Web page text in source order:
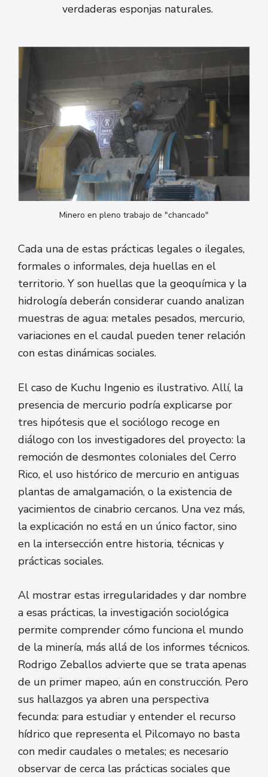
verdaderas esponjas naturales.
Minero en pleno trabajo de "chancado"
Cada una de estas prácticas legales o ilegales,
formales o informales, deja huellas en el
territorio. Y son huellas que la geoquímica y la
hidrología deberán considerar cuando analizan
muestras de agua: metales pesados, mercurio,
variaciones en el caudal pueden tener relación
con estas dinámicas sociales.
El caso de Kuchu Ingenio es ilustrativo. Allí, la
presencia de mercurio podría explicarse por
tres hipótesis que el sociólogo recoge en
diálogo con los investigadores del proyecto: la
remoción de desmontes coloniales del Cerro
Rico, el uso histórico de mercurio en antiguas
plantas de amalgamación, o la existencia de
yacimientos de cinabrio cercanos. Una vez más,
la explicación no está en un único factor, sino
en la intersección entre historia, técnicas y
prácticas sociales.
Al mostrar estas irregularidades y dar nombre
a esas prácticas, la investigación sociológica
permite comprender cómo funciona el mundo
de la minería, más allá de los informes técnicos.
Rodrigo Zeballos advierte que se trata apenas
de un primer mapeo, aún en construcción. Pero
sus hallazgos ya abren una perspectiva
fecunda: para estudiar y entender el recurso
hídrico que representa el Pilcomayo no basta
con medir caudales o metales; es necesario
observar de cerca las prácticas sociales que